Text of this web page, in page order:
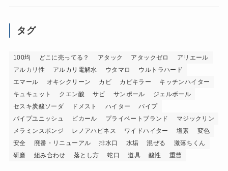
タグ
100均 どこに売ってる？ アタック アタックゼロ
アリエール
アルカリ性
アルカリ電解水 ウタマロ
ウルトラハード
エマール
オキシクリーン カビ カビキラー
キッチンハイター
キュキュット
クエン酸 サビ サンポール
ジェルボール
セスキ炭酸ソーダ
ドメスト ハイター
パイプ
パイプユニッシュ
ピカール プライベートブランド
マジックリン
メラミンスポンジ
レノアハピネス ワイドハイター 塩素
変色
安全
廃番・リニューアル 排水口 水垢 混ぜる
激落ちくん
研磨
組み合わせ 落とし方 蛇口 道具 酸性 重曹